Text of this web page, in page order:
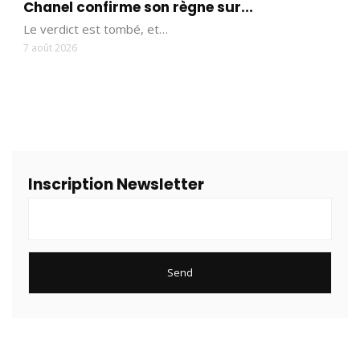
Chanel confirme son règne sur...
Le verdict est tombé, et…
7 août 2026
Inscription Newsletter